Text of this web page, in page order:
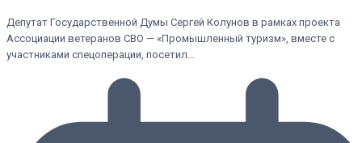
Депутат Государственной Думы Сергей Колунов в рамках проекта
Ассоциации ветеранов СВО — «Промышленный туризм», вместе с
участниками спецоперации, посетил…